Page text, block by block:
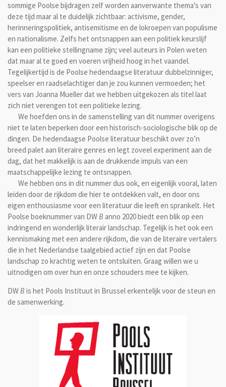
sommige Poolse bijdragen zelf worden aanverwante thema’s van
deze tijd maar al te duidelijk zichtbaar: activisme, gender,
herinneringspolitiek, antisemitisme en de lokroepen van populisme
en nationalisme. Zelfs het ontsnappen aan een politiek keurslijf
kan een politieke stellingname zijn; veel auteurs in Polen weten
dat maar al te goed en voeren vrijheid hoog in het vaandel.
Tegelijkertijd is de Poolse hedendaagse literatuur dubbelzinniger,
speelser en raadselachtiger dan je zou kunnen vermoeden; het
vers van Joanna Mueller dat we hebben uitgekozen als titel laat
zich niet verengen tot een politieke lezing.
We hoefden ons in de samenstelling van dit nummer overigens
niet te laten beperken door een historisch-sociologische blik op de
dingen. De hedendaagse Poolse literatuur beschikt over zo’n
breed palet aan literaire genres en legt zoveel experiment aan de
dag, dat het makkelijk is aan de drukkende impuls van een
maatschappelijke lezing te ontsnappen.
We hebben ons in dit nummer dus ook, en eigenlijk vooral, laten
leiden door de rijkdom die hier te ontdekken valt, en door ons
eigen enthousiasme voor een literatuur die leeft en sprankelt. Het
Poolse boeknummer van DWB anno 2020 biedt een blik op een
indringend en wonderlijk literair landschap. Tegelijk is het ook een
kennismaking met een andere rijkdom, die van de literaire vertalers
die in het Nederlandse taalgebied actief zijn en dat Poolse
landschap zo krachtig weten te ontsluiten. Graag willen we u
uitnodigen om over hun en onze schouders mee te kijken.
DWB is het Pools Instituut in Brussel erkentelijk voor de steun en
de samenwerking.